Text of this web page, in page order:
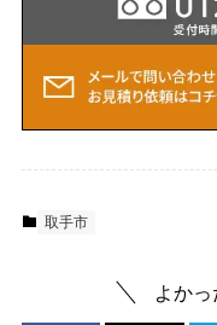
取手市
よかっ